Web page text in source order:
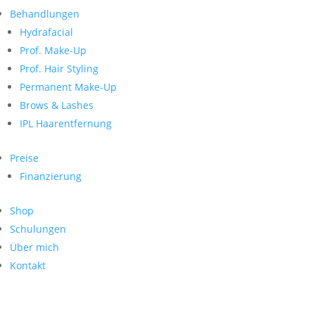
Behandlungen
Hydrafacial
Prof. Make-Up
Prof. Hair Styling
Permanent Make-Up
Brows & Lashes
IPL Haarentfernung
Preise
Finanzierung
Shop
Schulungen
Über mich
Kontakt
nach:
Neueste Kommentare
Archiv
Kategorien
Keine Kategorien
Meta
Anmelden
Feed der Einträge
WordPress.org
Search
nach:
Archive
Kontakt
Impressum
Datenschutz